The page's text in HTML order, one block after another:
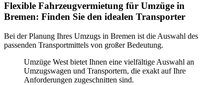
Flexible Fahrzeugvermietung für Umzüge in
Bremen: Finden Sie den idealen Transporter
Bei der Planung Ihres Umzugs in Bremen ist die Auswahl des
passenden Transportmittels von großer Bedeutung.
Umzüge West bietet Ihnen eine vielfältige Auswahl an
Umzugswagen und Transportern, die exakt auf Ihre
Anforderungen zugeschnitten sind.